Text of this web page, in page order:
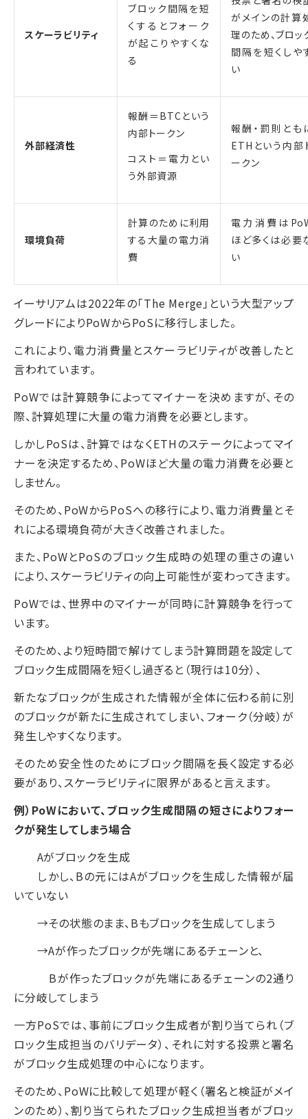
スケーラビリティ
ブロック間隔を短
くするとフォーク
が起こりやすくな
る
がメインの計算
理のため、ブロッ
間隔を短くしや
い
外部経済性
報酬＝BTCという
内部トークン
コスト＝電力とい
う外部資源
報酬・罰則とも
ETHという内部
ークン
環境負荷
計算のために利用
する大量の電力消
費
電力消費は
ほど多くは必要
い
イーサリアムは2022年の「The Merge」という大型アップ
グレードによりPoWからPoSに移行しました。
これにより、電力消費量とスケーラビリティが改善したと
言われています。
PoWでは計算競争によってマイナーを決めますが、その
際、計算処理に大量の電力消費を必要とします。
しかしPoSは、計算ではなくETHのステークによってマイ
ナーを決定するため、PoWほど大量の電力消費を必要と
しません。
そのため、PoWからPoSへの移行により、電力消費量とそ
れによる環境負荷が大きく改善されました。
また、PoWとPoSのブロック生成時の処理の重さの違い
により、スケーラビリティの向上可能性が変わってきます。
PoWでは、世界中のマイナーが同時に計算競争を行って
います。
そのため、より短時間で解けてしまう計算問題を設定して
ブロック生成間隔を短くし過ぎると（現行は10分）、
新たなブロックが生成された情報が全体に伝わる前に別
のブロックが新たに生成されてしまい、フォーク（分岐）が
発生しやすくなります。
そのため安全性のためにブロック間隔を長く設定する必
要があり、スケーラビリティに限界があると言えます。
例）PoWにおいて、ブロック生成間隔の短さによりフォー
クが発生してしまう場合
Aがブロックを生成
しかし、Bの元にはAがブロックを生成した情報が届
いていない
→その状態のまま、Bもブロックを生成してしまう
→Aが作ったブロックが先端にあるチェーンと、
Bが作ったブロックが先端にあるチェーンの2通り
に分岐してしまう
一方PoSでは、事前にブロック生成者が割り当てられ（ブ
ロック生成担当のバリデータ）、それに対する投票と署名
がブロック生成処理の中心になります。
そのため、PoWに比較して処理が軽く（署名と検証がメイ
ンのため）、割り当てられたブロック生成担当者がブロッ